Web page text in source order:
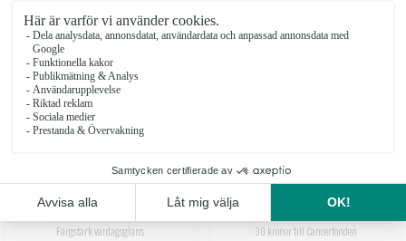
VARDAGSLYX
Färgstark vardagsglans
EXTRA OMTANKE
30 kronor till Cancerfonden